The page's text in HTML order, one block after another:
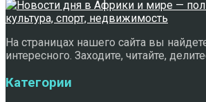
На страницах нашего сайта вы
интересного. Заходите, читайте,
Категории